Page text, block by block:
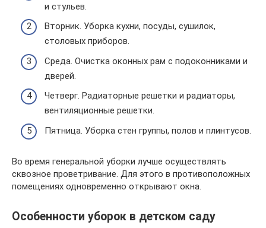
и стульев.
Вторник. Уборка кухни, посуды, сушилок,
столовых приборов.
Среда. Очистка оконных рам с подоконниками и
дверей.
Четверг. Радиаторные решетки и радиаторы,
вентиляционные решетки.
Пятница. Уборка стен группы, полов и плинтусов.
Во время генеральной уборки лучше осуществлять
сквозное проветривание. Для этого в противоположных
помещениях одновременно открывают окна.
Особенности уборок в детском саду